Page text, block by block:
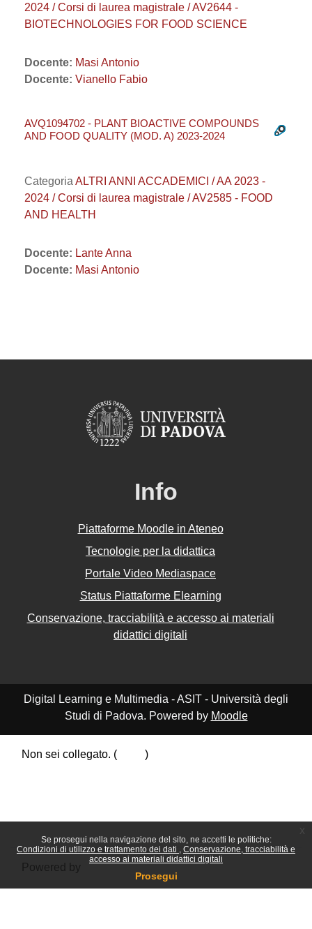
Se prosegui nella navigazione del sito, ne accetti le politiche:
Condizioni di utilizzo e trattamento dei dati
Conservazione, tracciabilità e
accesso ai materiali didattici digitali
Prosegui
2024 / Corsi di laurea magistrale / AV2644 -
BIOTECHNOLOGIES FOR FOOD SCIENCE
Docente: Masi Antonio
Docente: Vianello Fabio
AVQ1094702 - PLANT BIOACTIVE COMPOUNDS
AND FOOD QUALITY (MOD. A) 2023-2024
Categoria ALTRI ANNI ACCADEMICI / AA 2023 -
2024 / Corsi di laurea magistrale / AV2585 - FOOD
AND HEALTH
Docente: Lante Anna
Docente: Masi Antonio
Info
Piattaforme Moodle in Ateneo
Tecnologie per la didattica
Portale Video Mediaspace
Status Piattaforme Elearning
Conservazione, tracciabilità e accesso ai materiali
didattici digitali
Digital Learning e Multimedia - ASIT - Università degli
Studi di Padova. Powered by Moodle
Non sei collegato. (
)
Powered by Moodle